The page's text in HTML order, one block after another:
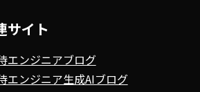
サイト
エンジニアブログ
エンジニア生成AIブログ